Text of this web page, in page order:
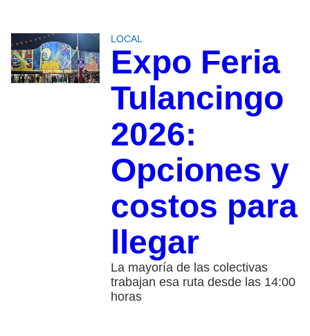
LOCAL
Expo Feria
Tulancingo
2026:
Opciones y
costos para
llegar
La mayoría de las colectivas
trabajan esa ruta desde las 14:00
horas